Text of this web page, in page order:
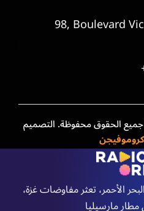
98, Boulevard
والنشر 2025 © جميع الحقوق محفوظة. التصميم
كروموفيجن
الأحمر، تعثر مفاوضات غزة،
مارسيليا